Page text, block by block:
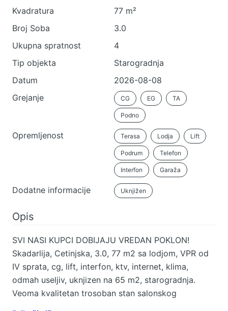
Kvadratura
77 m²
Broj Soba
3.0
Ukupna spratnost
4
Tip objekta
Starogradnja
Datum
2026-08-08
Grejanje
CG EG TA
Podno
Opremljenost Terasa Lodja Lift
Podrum Telefon
Interfon Garaža
Dodatne informacije Uknjižen
Opis
SVI NASI KUPCI DOBIJAJU VREDAN POKLON!
Skadarlija, Cetinjska, 3.0, 77 m2 sa lodjom, VPR od
IV sprata, cg, lift, interfon, ktv, internet, klima,
odmah useljiv, uknjizen na 65 m2, starogradnja.
Veoma kvalitetan trosoban stan salonskog